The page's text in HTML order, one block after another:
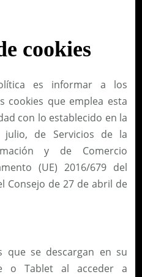
cookies
es informar a los
cookies que emplea esta
con lo establecido en la
de Servicios de la
y de Comercio
(UE) 2016/679 del
Consejo de 27 de abril de
que se descargan en su
o Tablet al acceder a